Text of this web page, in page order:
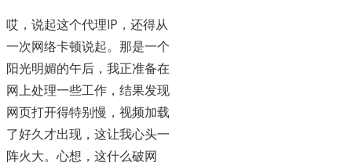
哎，说起这个代理IP，还得从
一次网络卡顿说起。那是一个
阳光明媚的午后，我正准备在
网上处理一些工作，结果发现
网页打开得特别慢，视频加载
了好久才出现，这让我心头一
阵火大。心想，这什么破网